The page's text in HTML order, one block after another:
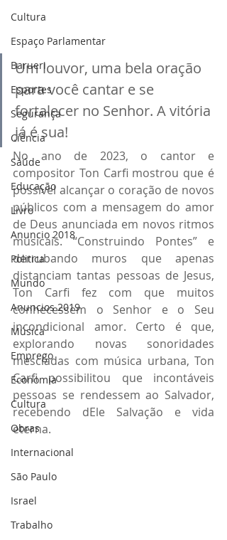
Cultura
Espaço Parlamentar
Barueri
Esportes
Segurança
Ciência
Saúde
Educação
Livro
Anuncio 2018
Politica
Mundo
Anuncios 2019
Música
Emprego
Economia
Cultura
Obras
Internacional
São Paulo
Israel
Trabalho
Um louvor, uma bela oração
para você cantar e se
fortalecer no Senhor. A vitória
já é sua!
No ano de 2023, o cantor e
compositor Ton Carfi mostrou que é
possível alcançar o coração de novos
públicos com a mensagem do amor
de Deus anunciada em novos ritmos
musicais. “Construindo Pontes” e
derrubando muros que apenas
distanciam tantas pessoas de Jesus,
Ton Carfi fez com que muitos
conhecessem o Senhor e o Seu
incondicional amor. Certo é que,
explorando novas sonoridades
mescladas com música urbana, Ton
Carfi possibilitou que incontáveis
pessoas se rendessem ao Salvador,
recebendo dEle Salvação e vida
eterna.